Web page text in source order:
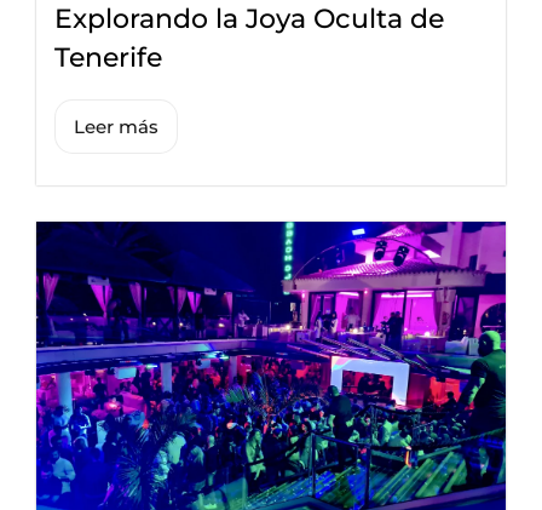
Explorando la Joya Oculta de
Tenerife
Leer más